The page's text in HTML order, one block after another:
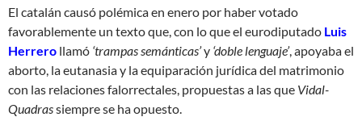
El catalán causó polémica en enero por haber votado
favorablemente un texto que, con lo que el eurodiputado Luis
Herrero llamó ‘trampas semánticas’y ‘doble lenguaje’, apoyaba el
aborto, la eutanasia y la equiparación jurídica del matrimonio
con las relaciones falorrectales, propuestas a las que Vidal-
Quadrassiempre se ha opuesto.